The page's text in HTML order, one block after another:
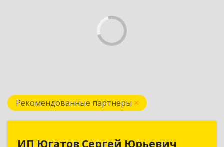
Рекомендованные партнеры
ИП Югатов Сергей Юрьевич
ИП Югатов Сергей Юрьевич